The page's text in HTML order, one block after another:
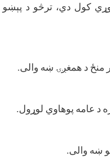
کول دي، ترڅو د
منځ د همغږۍ ښه والی.
د عامه پوهاوي لوړول.
ښه والی.